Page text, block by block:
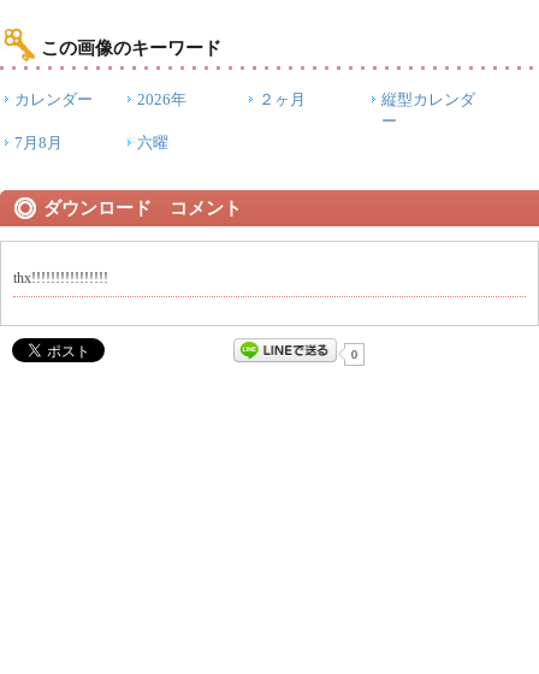
この画像のキーワード
カレンダー 2026年 ２ヶ月
縦型カレンダ
ー
7月8月
六曜
ダウンロード コメント
thx!!!!!!!!!!!!!!!!
0